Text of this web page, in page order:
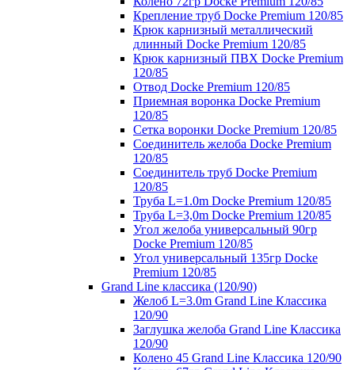
Крепление труб Docke Premium 120/85
Крюк карнизный металлический
длинный Docke Premium 120/85
Крюк карнизный ПВХ Docke Premium
120/85
Отвод Docke Premium 120/85
Приемная воронка Docke Premium
120/85
Сетка воронки Docke Premium 120/85
Соединитель желоба Docke Premium
120/85
Соединитель труб Docke Premium
120/85
Труба L=1.0m Docke Premium 120/85
Труба L=3,0m Docke Premium 120/85
Угол желоба универсальный 90гр
Docke Premium 120/85
Угол универсальный 135гр Docke
Premium 120/85
Grand Line классика (120/90)
Желоб L=3.0m Grand Line Классика
120/90
Заглушка желоба Grand Line Классика
120/90
Колено 45 Grand Line Классика 120/90